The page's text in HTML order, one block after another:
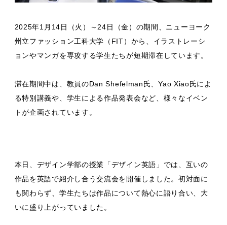
2025年1月14日（火）～24日（金）の期間、ニューヨーク
州立ファッション工科大学（FIT）から、イラストレーシ
ョンやマンガを専攻する学生たちが短期滞在しています。
滞在期間中は、教員のDan Shefelman氏、Yao Xiao氏によ
る特別講義や、学生による作品発表会など、様々なイベン
トが企画されています。
本日、デザイン学部の授業「デザイン英語」では、互いの
作品を英語で紹介し合う交流会を開催しました。初対面に
も関わらず、学生たちは作品について熱心に語り合い、大
いに盛り上がっていました。